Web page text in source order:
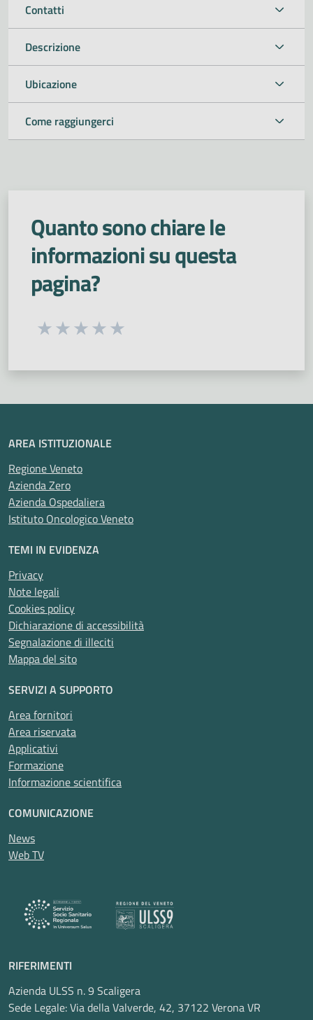
Contatti
Descrizione
Ubicazione
Come raggiungerci
Quanto sono chiare le
informazioni su questa
pagina?
Seleziona una valutazione da 1 a 5 stelle
AREA ISTITUZIONALE
Regione Veneto
Azienda Zero
Azienda Ospedaliera
Istituto Oncologico Veneto
TEMI IN EVIDENZA
Privacy
Note legali
Cookies policy
Dichiarazione di accessibilità
Segnalazione di illeciti
Mappa del sito
SERVIZI A SUPPORTO
Area fornitori
Area riservata
Applicativi
Formazione
Informazione scientifica
COMUNICAZIONE
News
Web TV
RIFERIMENTI
Azienda ULSS n. 9 Scaligera
Sede Legale: Via della Valverde, 42, 37122 Verona VR